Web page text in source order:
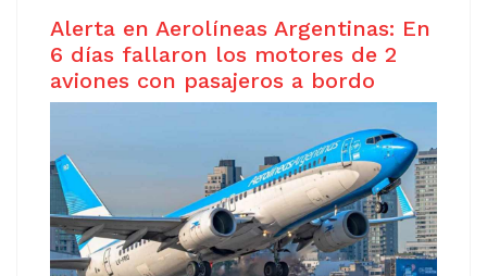
Alerta en Aerolíneas Argentinas: En
6 días fallaron los motores de 2
aviones con pasajeros a bordo